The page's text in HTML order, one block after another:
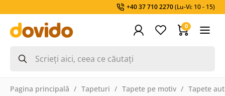
+40 37 710 2270(Lu-Vi: 10 - 15)
0
Pagina principală Tapeturi Tapete pe motiv Tapete